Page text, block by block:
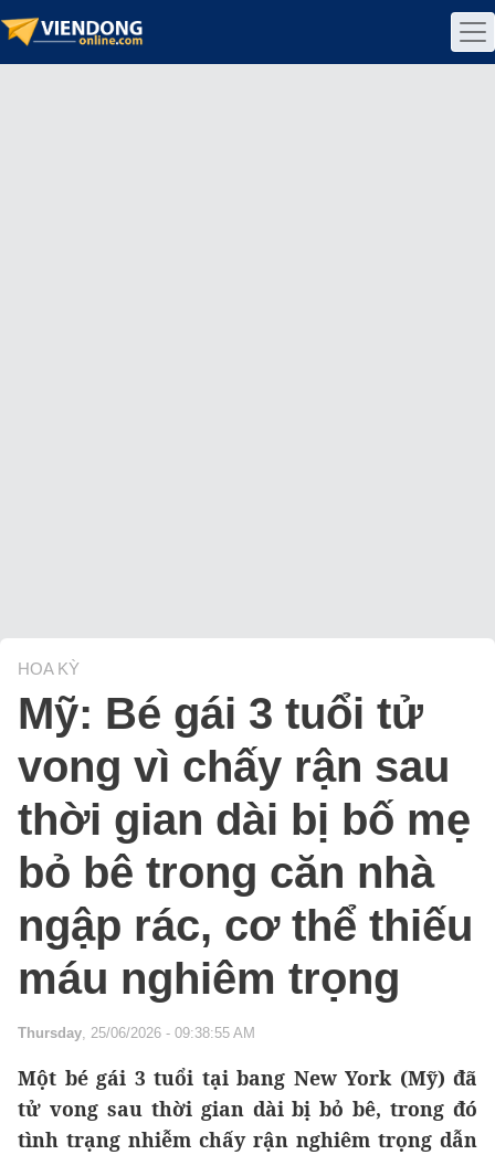
HOA KỲ
Mỹ: Bé gái 3 tuổi tử
vong vì chấy rận sau
thời gian dài bị bố mẹ
bỏ bê trong căn nhà
ngập rác, cơ thể thiếu
máu nghiêm trọng
Thursday, 25/06/2026 - 09:38:55 AM
Một bé gái 3 tuổi tại bang New York (Mỹ) đã
tử vong sau thời gian dài bị bỏ bê, trong đó
tình trạng nhiễm chấy rận nghiêm trọng dẫn